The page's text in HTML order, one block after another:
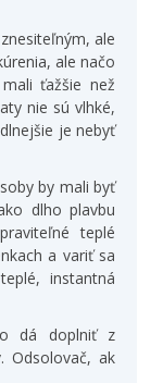
ale
ale načo
ťažšie než
nie sú vlhké,
je nebyť
by mali byť
dlho plavbu
teplé
a variť sa
instantná
dá doplniť z
Odsolovač, ak